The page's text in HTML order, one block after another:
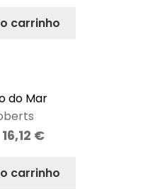
carrinho
do Mar
16,12 €
carrinho